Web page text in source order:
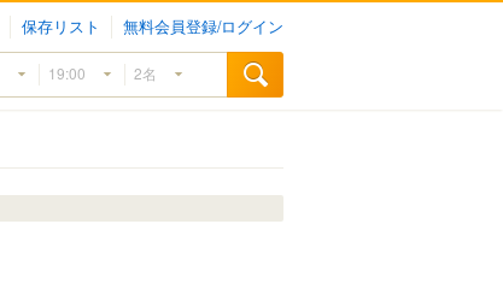
保存リスト 無料会員登録/ログイン